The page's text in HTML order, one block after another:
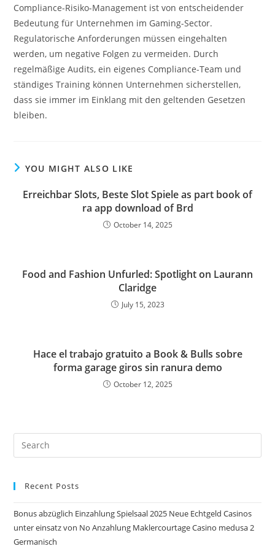
Compliance-Risiko-Management ist von entscheidender
Bedeutung für Unternehmen im Gaming-Sector.
Regulatorische Anforderungen müssen eingehalten
werden, um negative Folgen zu vermeiden. Durch
regelmäßige Audits, ein eigenes Compliance-Team und
ständiges Training können Unternehmen sicherstellen,
dass sie immer im Einklang mit den geltenden Gesetzen
bleiben.
YOU MIGHT ALSO LIKE
Erreichbar Slots, Beste Slot Spiele as part book of
ra app download of Brd
October 14, 2025
Food and Fashion Unfurled: Spotlight on Laurann
Claridge
July 15, 2023
Hace el trabajo gratuito a Book & Bulls sobre
forma garage giros sin ranura demo
October 12, 2025
Recent Posts
Bonus abzüglich Einzahlung Spielsaal 2025 Neue Echtgeld Casinos
unter einsatz von No Anzahlung Maklercourtage Casino medusa 2
Germanisch